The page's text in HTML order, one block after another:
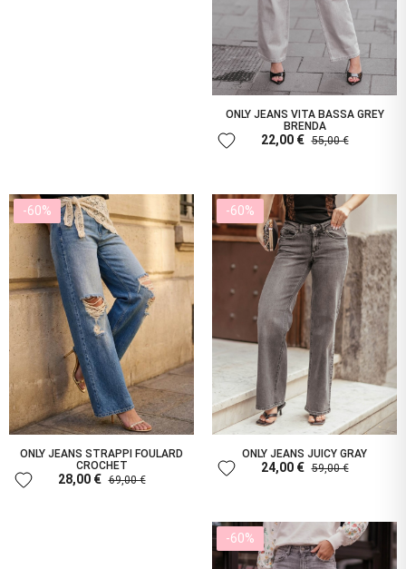
ONLY JEANS VITA BASSA GREY
BRENDA
22,00 € 55,00 €
favorite
-60%
ONLY JEANS STRAPPI FOULARD
CROCHET
28,00 € 69,00 €
favorite
-60%
ONLY JEANS JUICY GRAY
24,00 € 59,00 €
favorite
-60%